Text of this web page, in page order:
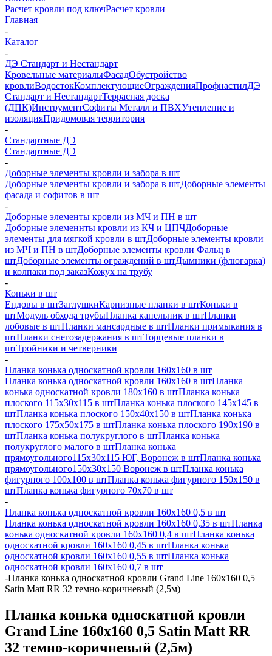
Расчет кровли под ключРасчет кровли
Главная
-
Каталог
-
ДЭ Стандарт и Нестандарт
Кровельные материалыФасадОбустройство
кровлиВодостокКомплектующиеОгражденияПрофнастилДЭ
Стандарт и НестандартТеррасная доска
(ДПК)ИнструментСофиты Металл и ПВХУтепление и
изоляцияПридомовая территория
-
Стандартные ДЭ
Стандартные ДЭ
-
Доборные элементы кровли и забора в шт
Доборные элементы кровли и забора в штДоборные элементы
фасада и софитов в шт
-
Доборные элементы кровли из МЧ и ПН в шт
Доборные элеменнты кровли из КЧ и ЦПЧДоборные
элементы для мягкой кровли в штДоборные элементы кровли
из МЧ и ПН в штДоборные элементы кровли Фальц в
штДоборные элементы ограждений в штДымники (флюгарка)
и колпаки под заказКожух на трубу
-
Коньки в шт
Ендовы в штЗаглушкиКарнизные планки в штКоньки в
штМодуль обхода трубыПланка капельник в штПланки
лобовые в штПланки мансардные в штПланки примыкания в
штПланки снегозадержания в штТорцевые планки в
штТройники и четверники
-
Планка конька односкатной кровли 160х160 в шт
Планка конька односкатной кровли 160х160 в штПланка
конька односкатной кровли 180х160 в штПланка конька
плоского 115х30х115 в штПланка конька плоского 145х145 в
штПланка конька плоского 150х40х150 в штПланка конька
плоского 175х50х175 в штПланка конька плоского 190х190 в
штПланка конька полукруглого в штПланка конька
полукруглого малого в штПланка конька
прямоугольного115х30х115 ЮГ, Воронеж в штПланка конька
прямоугольного150х30х150 Воронеж в штПланка конька
фигурного 100x100 в штПланка конька фигурного 150x150 в
штПланка конька фигурного 70x70 в шт
-
Планка конька односкатной кровли 160х160 0,5 в шт
Планка конька односкатной кровли 160х160 0,35 в штПланка
конька односкатной кровли 160х160 0,4 в штПланка конька
односкатной кровли 160х160 0,45 в штПланка конька
односкатной кровли 160х160 0,55 в штПланка конька
односкатной кровли 160х160 0,7 в шт
-Планка конька односкатной кровли Grand Line 160x160 0,5
Satin Matt RR 32 темно-коричневый (2,5м)
Планка конька односкатной кровли
Grand Line 160x160 0,5 Satin Matt RR
32 темно-коричневый (2,5м)